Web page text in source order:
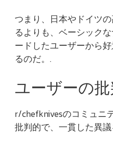
つまり、日本やドイツ
るよりも、ベーシック
ードしたユーザーから
るのだ。.
ユーザーの
r/chefknivesのコミュニ
批判的で、一貫した異議